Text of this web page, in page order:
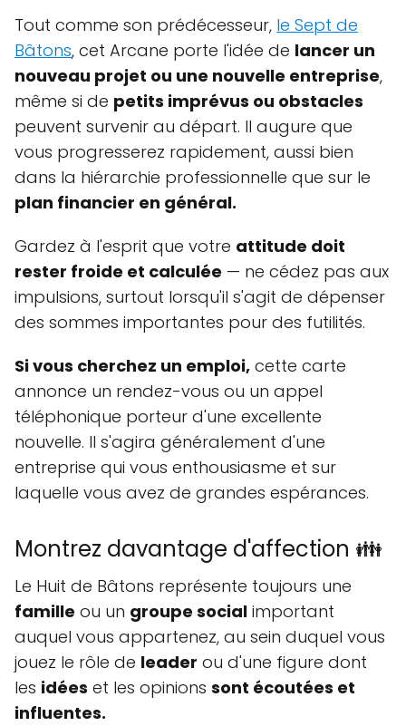
Tout comme son prédécesseur, le Sept de
Bâtons, cet Arcane porte l'idée de lancer un
nouveau projet ou une nouvelle entreprise,
même si de petits imprévus ou obstacles
peuvent survenir au départ. Il augure que
vous progresserez rapidement, aussi bien
dans la hiérarchie professionnelle que sur le
plan financier en général.
Gardez à l'esprit que votre attitude doit
rester froide et calculée — ne cédez pas aux
impulsions, surtout lorsqu'il s'agit de dépenser
des sommes importantes pour des futilités.
Si vous cherchez un emploi, cette carte
annonce un rendez-vous ou un appel
téléphonique porteur d'une excellente
nouvelle. Il s'agira généralement d'une
entreprise qui vous enthousiasme et sur
laquelle vous avez de grandes espérances.
Montrez davantage d'affection 👪
Le Huit de Bâtons représente toujours une
famille ou un groupe social important
auquel vous appartenez, au sein duquel vous
jouez le rôle de leader ou d'une figure dont
les idées et les opinions sont écoutées et
influentes.